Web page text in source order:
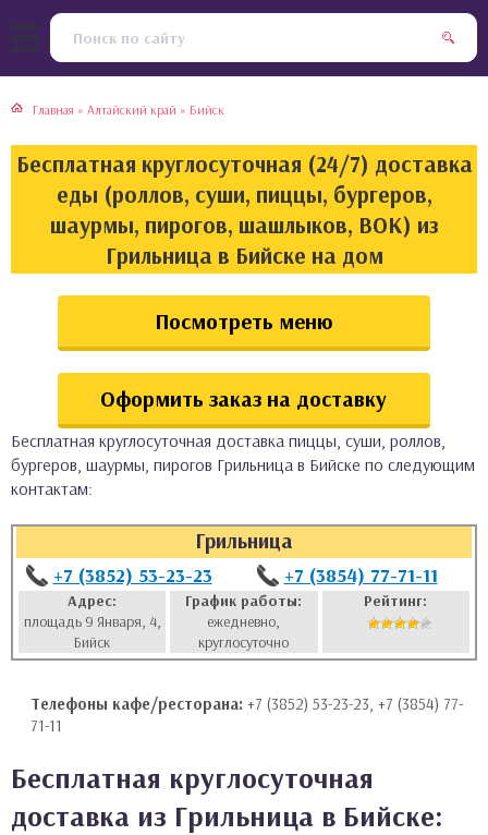
Главная » Алтайский край » Бийск
Бесплатная круглосуточная (24/7) доставка
еды (роллов, суши, пиццы, бургеров,
шаурмы, пирогов, шашлыков, ВОК) из
Грильница в Бийске на дом
Посмотреть меню
Оформить заказ на доставку
Бесплатная круглосуточная доставка пиццы, суши, роллов,
бургеров, шаурмы, пирогов Грильница в Бийске по следующим
контактам:
Грильница
+7 (3852) 53-23-23 +7 (3854) 77-71-11
Адрес:
площадь 9 Января, 4,
Бийск
График работы:
ежедневно,
круглосуточно
Рейтинг:
Телефоны кафе/ресторана: +7 (3852) 53-23-23, +7 (3854) 77-
71-11
Бесплатная круглосуточная
доставка из Грильница в Бийске:
кухня
кухня
кухня
кухня
булочки